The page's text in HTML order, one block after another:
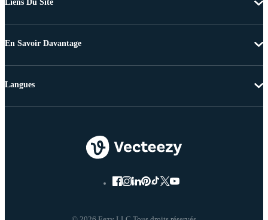
Liens Du Site
En Savoir Davantage
Langues